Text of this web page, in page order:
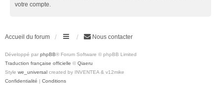
votre compte.
Accueil du forum Nous contacter
Développé par phpBB® Forum Software © phpBB Limited
Traduction française officielle © Qiaeru
Style we_universal created by INVENTEA & v12mike
Confidentialité | Conditions